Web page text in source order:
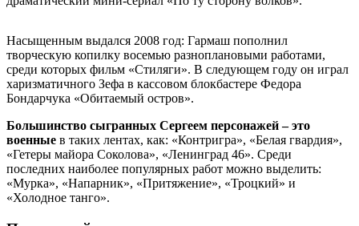
Насыщенным выдался 2008 год: Гармаш пополнил
творческую копилку восемью разноплановыми работами,
среди которых фильм «Стиляги». В следующем году он играл
харизматичного Зефа в кассовом блокбастере Федора
Бондарчука «Обитаемый остров».
Большинство сыгранных Сергеем персонажей – это
военные в таких лентах, как: «Контригра», «Белая гвардия»,
«Гетеры майора Соколова», «Ленинград 46». Среди
последних наиболее популярных работ можно выделить:
«Мурка», «Напарник», «Притяжение», «Троцкий» и
«Холодное танго».